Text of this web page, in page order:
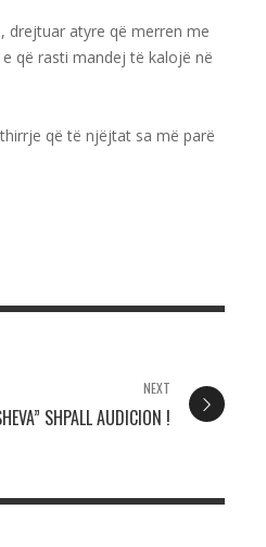
drejtuar atyre që merren me
që rasti mandej të kalojë në
që të njëjtat sa më parë
NEXT
SHPALL AUDICION !